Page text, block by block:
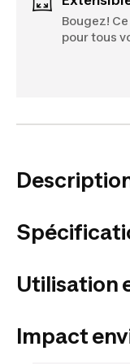
Bougez!
pour tous
Utilisation
Impact